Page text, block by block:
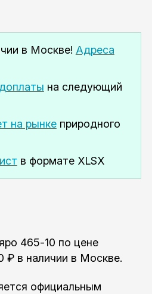
в Москве! Адреса
на следующий
на рынкеприродного
в формате XLSX
465-10 по цене
₽ в наличии в Москве.
официальным